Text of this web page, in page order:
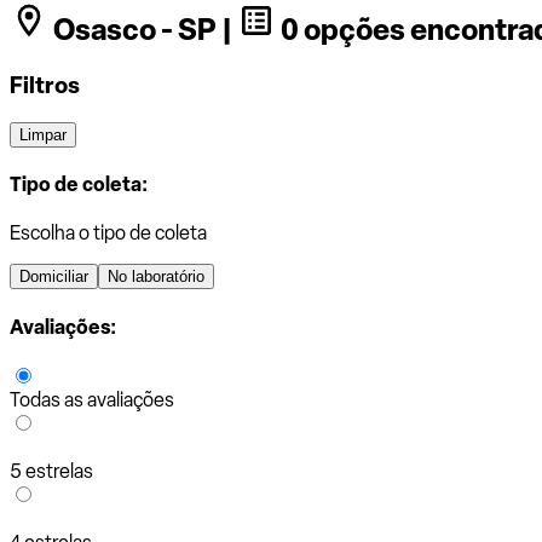
Osasco - SP | 0 opções
Filtros
Limpar
Tipo de coleta:
Escolha o tipo de coleta
Domiciliar No laboratório
Avaliações:
Todas as avaliações
5 estrelas